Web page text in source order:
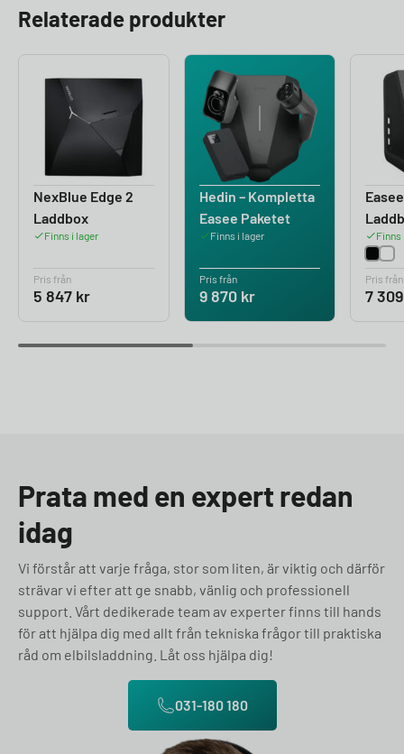
Relaterade produkter
NexBlue Edge 2
Laddbox
Finns i lager
Pris från
5 847 kr
Hedin – Kompletta
Easee Paketet
Finns i lager
Pris från
9 870 kr
Finns
Pris från
7
Prata med en expert redan
idag
Vi förstår att varje fråga, stor som liten, är viktig och därför
strävar vi efter att ge snabb, vänlig och professionell
support. Vårt dedikerade team av experter finns till hands
för att hjälpa dig med allt från tekniska frågor till praktiska
råd om elbilsladdning. Låt oss hjälpa dig!
031-180 180